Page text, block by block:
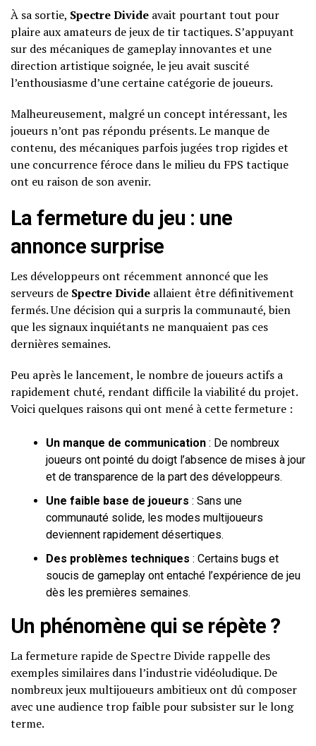
À sa sortie, Spectre Divide avait pourtant tout pour
plaire aux amateurs de jeux de tir tactiques. S’appuyant
sur des mécaniques de gameplay innovantes et une
direction artistique soignée, le jeu avait suscité
l’enthousiasme d’une certaine catégorie de joueurs.
Malheureusement, malgré un concept intéressant, les
joueurs n’ont pas répondu présents. Le manque de
contenu, des mécaniques parfois jugées trop rigides et
une concurrence féroce dans le milieu du FPS tactique
ont eu raison de son avenir.
La fermeture du jeu : une
annonce surprise
Les développeurs ont récemment annoncé que les
serveurs de Spectre Divide allaient être définitivement
fermés. Une décision qui a surpris la communauté, bien
que les signaux inquiétants ne manquaient pas ces
dernières semaines.
Peu après le lancement, le nombre de joueurs actifs a
rapidement chuté, rendant difficile la viabilité du projet.
Voici quelques raisons qui ont mené à cette fermeture :
Un manque de communication : De nombreux
joueurs ont pointé du doigt l’absence de mises à jour
et de transparence de la part des développeurs.
Une faible base de joueurs : Sans une
communauté solide, les modes multijoueurs
deviennent rapidement désertiques.
Des problèmes techniques : Certains bugs et
soucis de gameplay ont entaché l’expérience de jeu
dès les premières semaines.
Un phénomène qui se répète ?
La fermeture rapide de Spectre Divide rappelle des
exemples similaires dans l’industrie vidéoludique. De
nombreux jeux multijoueurs ambitieux ont dû composer
avec une audience trop faible pour subsister sur le long
terme.